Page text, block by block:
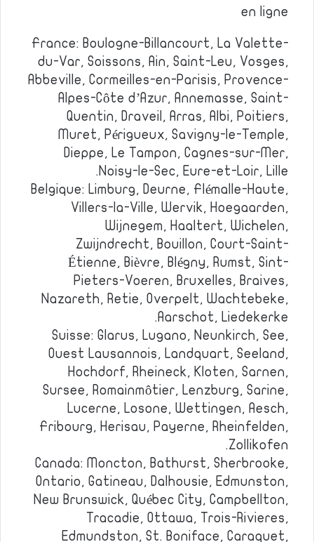
en ligne
France: Boulogne-Billancourt, La Valette-
du-Var, Soissons, Ain, Saint-Leu, Vosges,
Abbeville, Cormeilles-en-Parisis, Provence-
Alpes-Côte d’Azur, Annemasse, Saint-
Quentin, Draveil, Arras, Albi, Poitiers,
Muret, Périgueux, Savigny-le-Temple,
Dieppe, Le Tampon, Cagnes-sur-Mer,
Noisy-le-Sec, Eure-et-Loir, Lille.
Belgique: Limburg, Deurne, Flémalle-Haute,
Villers-la-Ville, Wervik, Hoegaarden,
Wijnegem, Haaltert, Wichelen,
Zwijndrecht, Bouillon, Court-Saint-
Étienne, Bièvre, Blégny, Rumst, Sint-
Pieters-Voeren, Bruxelles, Braives,
Nazareth, Retie, Overpelt, Wachtebeke,
Aarschot, Liedekerke.
Suisse: Glarus, Lugano, Neunkirch, See,
Ouest Lausannois, Landquart, Seeland,
Hochdorf, Rheineck, Kloten, Sarnen,
Sursee, Romainmôtier, Lenzburg, Sarine,
Lucerne, Losone, Wettingen, Aesch,
Fribourg, Herisau, Payerne, Rheinfelden,
Zollikofen.
Canada: Moncton, Bathurst, Sherbrooke,
Ontario, Gatineau, Dalhousie, Edmunston,
New Brunswick, Québec City, Campbellton,
Tracadie, Ottawa, Trois-Rivieres,
Edmundston, St. Boniface, Caraquet,